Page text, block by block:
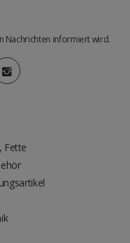
Nachrichten informiert wird.
Fette